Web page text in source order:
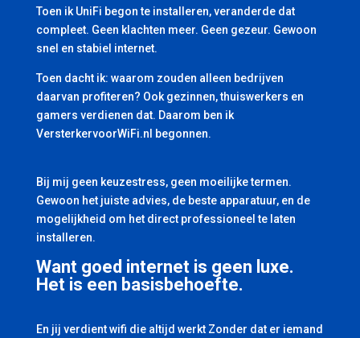
Toen ik UniFi begon te installeren, veranderde dat
compleet. Geen klachten meer. Geen gezeur. Gewoon
snel en stabiel internet.
Toen dacht ik: waarom zouden alleen bedrijven
daarvan profiteren? Ook gezinnen, thuiswerkers en
gamers verdienen dat. Daarom ben ik
VersterkervoorWiFi.nl begonnen.
Bij mij geen keuzestress, geen moeilijke termen.
Gewoon het juiste advies, de beste apparatuur, en de
mogelijkheid om het direct professioneel te laten
installeren.
Want goed internet is geen luxe.
Het is een basisbehoefte.
En jij verdient wifi die altijd werkt Zonder dat er iemand